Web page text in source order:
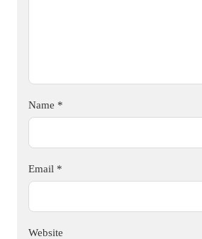
Name *
Email *
Website